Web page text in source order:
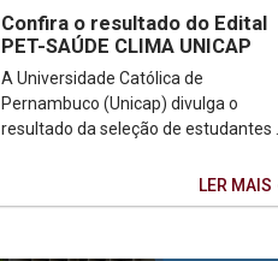
Confira o resultado do Edital
PET-SAÚDE CLIMA UNICAP
A Universidade Católica de
Pernambuco (Unicap) divulga o
resultado da seleção de estudantes e
Educação pelo Trabalho para a
Saúde...
LER MAIS